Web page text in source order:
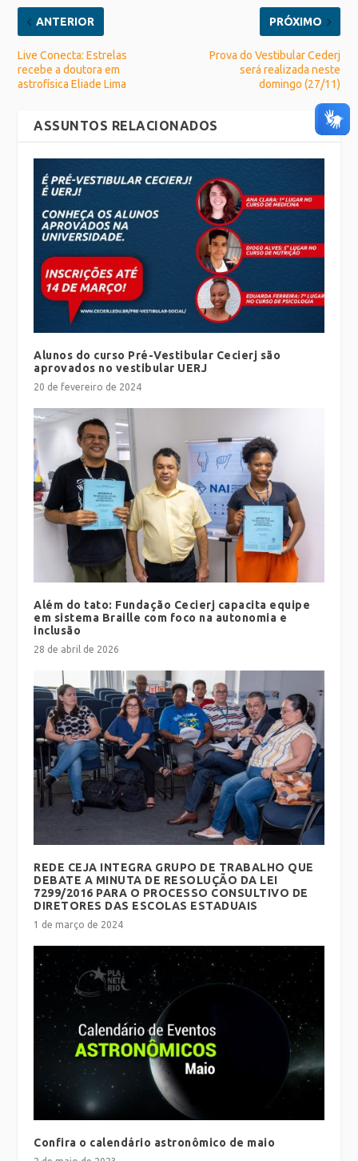
ANTERIOR
Live Conecta: Estrelas
recebe a doutora em
astrofísica Eliade Lima
PRÓXIMO
Prova do Vestibular Cederj
será realizada neste
domingo (27/11)
ASSUNTOS RELACIONADOS
Alunos do curso Pré-Vestibular Cecierj são
aprovados no vestibular UERJ
20 de fevereiro de 2024
Além do tato: Fundação Cecierj capacita equipe
em sistema Braille com foco na autonomia e
inclusão
28 de abril de 2026
REDE CEJA INTEGRA GRUPO DE TRABALHO QUE
DEBATE A MINUTA DE RESOLUÇÃO DA LEI
7299/2016 PARA O PROCESSO CONSULTIVO DE
DIRETORES DAS ESCOLAS ESTADUAIS
1 de março de 2024
Confira o calendário astronômico de maio